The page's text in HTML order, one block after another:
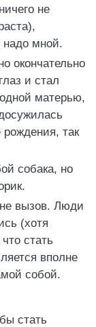
не
надо мной.
окончательно
и стал
матерью,
так
собака, но
вызов. Люди
(хотя
стать
вполне
собой.
стать